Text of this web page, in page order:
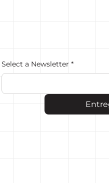
Select a Newsletter *